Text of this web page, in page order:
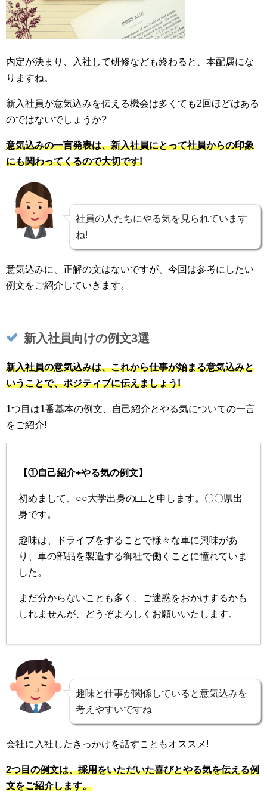
内定が決まり、入社して研修なども終わると、本配属にな
りますね。
新入社員が意気込みを伝える機会は多くても2回ほどはある
のではないでしょうか?
意気込みの一言発表は、新入社員にとって社員からの印象
にも関わってくるので大切です!
社員の人たちにやる気を見られています
ね!
意気込みに、正解の文はないですが、今回は参考にしたい
例文をご紹介していきます。
新入社員向けの例文3選
新入社員の意気込みは、これから仕事が始まる意気込みと
いうことで、ポジティブに伝えましょう!
1つ目は1番基本の例文、自己紹介とやる気についての一言
をご紹介!
【①自己紹介+やる気の例文】
初めまして、○○大学出身の□□と申します。〇〇県出
身です。
趣味は、ドライブをすることで様々な車に興味があ
り、車の部品を製造する御社で働くことに憧れていま
した。
まだ分からないことも多く、ご迷惑をおかけするかも
しれませんが、どうぞよろしくお願いいたします。
趣味と仕事が関係していると意気込みを
考えやすいですね
会社に入社したきっかけを話すこともオススメ!
2つ目の例文は、採用をいただいた喜びとやる気を伝える例
文をご紹介します。